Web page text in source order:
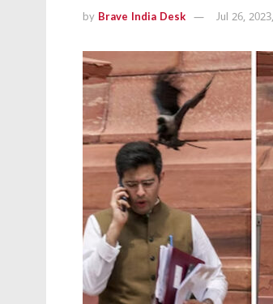
by Brave India Desk Jul 26,